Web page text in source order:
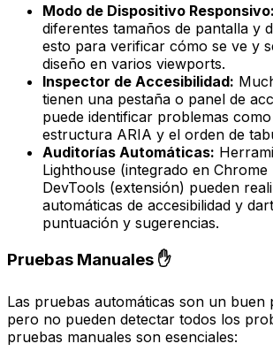
Modo de Dispositivo Responsivo:
diferentes tamaños de pantalla y
esto para verificar cómo se ve y
diseño en varios viewports.
Inspector de Accesibilidad:
tienen una pestaña o panel de
puede identificar problemas
estructura ARIA y el orden de
Auditorías Automáticas:
Lighthouse (integrado en
DevTools (extensión) pueden
automáticas de accesibilidad y
puntuación y sugerencias.
Pruebas Manuales ✋
Las pruebas automáticas son un buen
pero no pueden detectar todos los
pruebas manuales son esenciales: